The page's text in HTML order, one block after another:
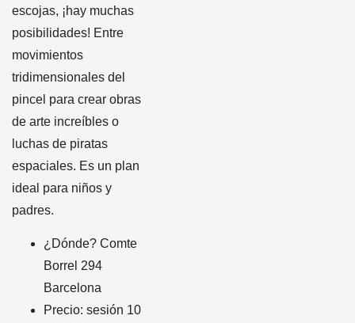
escojas, ¡hay muchas
posibilidades! Entre
movimientos
tridimensionales del
pincel para crear obras
de arte increíbles o
luchas de piratas
espaciales. Es un plan
ideal para niños y
padres.
¿Dónde? Comte
Borrel 294
Barcelona
Precio: sesión 10